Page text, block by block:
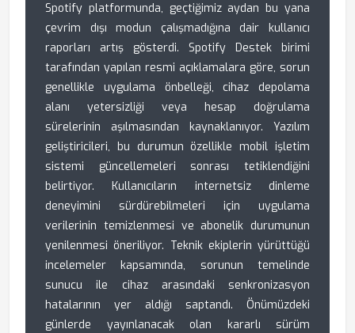
Spotify platformunda, geçtiğimiz aydan bu yana
çevrim dışı modun çalışmadığına dair kullanıcı
raporları artış gösterdi. Spotify Destek birimi
tarafından yapılan resmi açıklamalara göre, sorun
genellikle uygulama önbelleği, cihaz depolama
alanı yetersizliği veya hesap doğrulama
sürelerinin aşılmasından kaynaklanıyor. Yazılım
geliştiricileri, bu durumun özellikle mobil işletim
sistemi güncellemeleri sonrası tetiklendiğini
belirtiyor. Kullanıcıların internetsiz dinleme
deneyimini sürdürebilmeleri için uygulama
verilerinin temizlenmesi ve abonelik durumunun
yenilenmesi öneriliyor. Teknik ekiplerin yürüttüğü
incelemeler kapsamında, sorunun temelinde
sunucu ile cihaz arasındaki senkronizasyon
hatalarının yer aldığı saptandı. Önümüzdeki
günlerde yayınlanacak olan kararlı sürüm